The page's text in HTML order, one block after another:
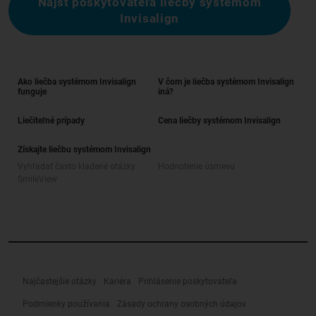
Invisalign
Ako liečba systémom Invisalign
funguje
V čom je liečba systémom Invisalign
iná?
Liečiteľné prípady Cena liečby systémom Invisalign
Získajte liečbu systémom Invisalign
Najčastejšie otázky Kariéra Prihlásenie poskytovateľa
Podmienky používania Zásady ochrany osobných údajov